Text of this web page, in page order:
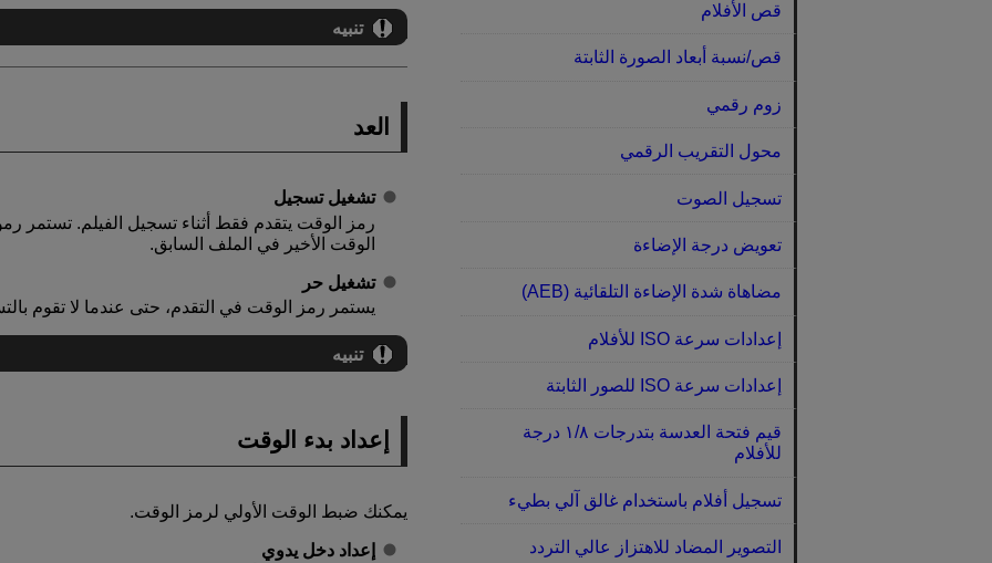
تنبيه
العد
تشغيل تسجيل
رمز الوقت يتقدم فقط أثناء تسجيل الفيلم.
الوقت الأخير في الملف السابق.
تشغيل حر
يستمر رمز الوقت في التقدم، حتى عندما لا تقوم
تنبيه
إعداد بدء الوقت
يمكنك ضبط الوقت الأولي لرمز الوقت.
إعداد دخل يدوي
قص الأفلام
قص/نسبة أبعاد الصورة الثابتة
زوم رقمي
محول التقريب الرقمي
تسجيل الصوت
تعويض درجة الإضاءة
مضاهاة شدة الإضاءة التلقائية (AEB)‏
إعدادات سرعة ISO للأفلام
إعدادات سرعة ISO للصور الثابتة
قيم فتحة العدسة بتدرجات ١/٨ درجة
للأفلام
تسجيل أفلام باستخدام غالق آلي بطيء
التصوير المضاد للاهتزاز عالي التردد